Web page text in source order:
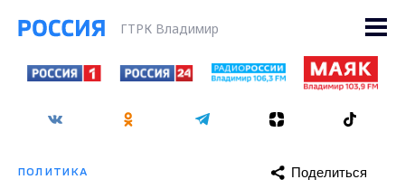
ГТРК Владимир
ПОЛИТИКА Поделиться